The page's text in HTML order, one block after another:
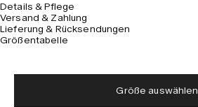
Details & Pflege
Versand & Zahlung
Lieferung & Rücksendungen
Größentabelle
Größe auswählen